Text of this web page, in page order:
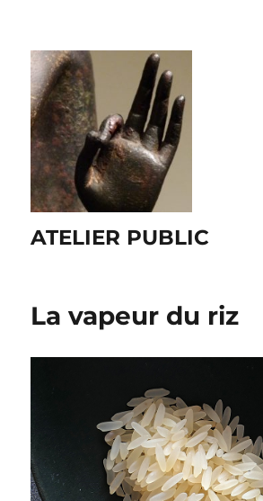
ATELIER PUBLIC
La vapeur du riz